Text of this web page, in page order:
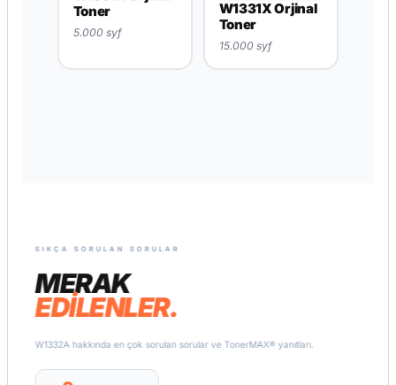
Toner
5.000 syf
W1331X Orjinal
Toner
15.000 syf
SIKÇA SORULAN SORULAR
MERAK
EDİLENLER.
W1332A hakkında en çok sorulan sorular ve TonerMAX® yanıtları.